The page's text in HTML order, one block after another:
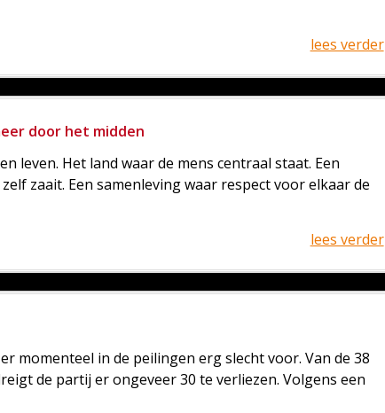
lees verder
door het midden
leven. Het land waar de mens centraal staat. Een
zaait. Een samenleving waar respect voor elkaar de
lees verder
momenteel in de peilingen erg slecht voor. Van de 38
de partij er ongeveer 30 te verliezen. Volgens een